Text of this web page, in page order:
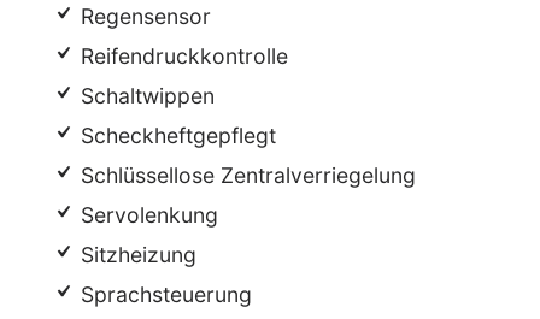
Regensensor
Reifendruckkontrolle
Schaltwippen
Scheckheftgepflegt
Schlüssellose Zentralverriegelung
Servolenkung
Sitzheizung
Sprachsteuerung